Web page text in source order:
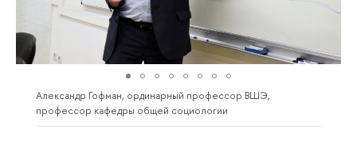
Александр Гофман, ординарный профессор ВШЭ,
профессор кафедры общей социологии